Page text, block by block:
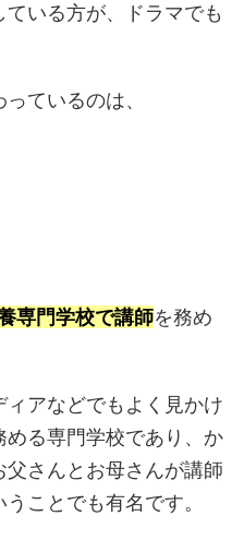
いる方が、ドラマでも
ているのは、
専門学校で講師を務め
アなどでもよく見かけ
る専門学校であり、か
さんとお母さんが講師
ことでも有名です。